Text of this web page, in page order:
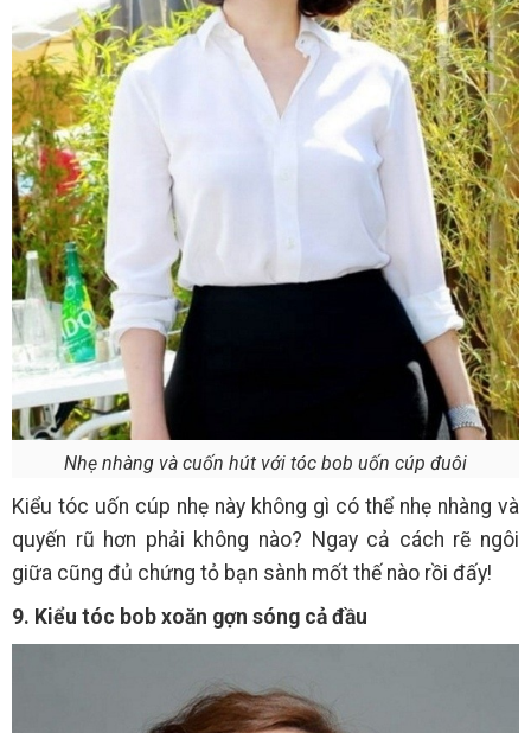
Nhẹ nhàng và cuốn hút với tóc bob uốn cúp đuôi
Kiểu tóc uốn cúp nhẹ này không gì có thể nhẹ nhàng và
quyến rũ hơn phải không nào? Ngay cả cách rẽ ngôi
giữa cũng đủ chứng tỏ bạn sành mốt thế nào rồi đấy!
9. Kiểu tóc bob xoăn gợn sóng cả đầu